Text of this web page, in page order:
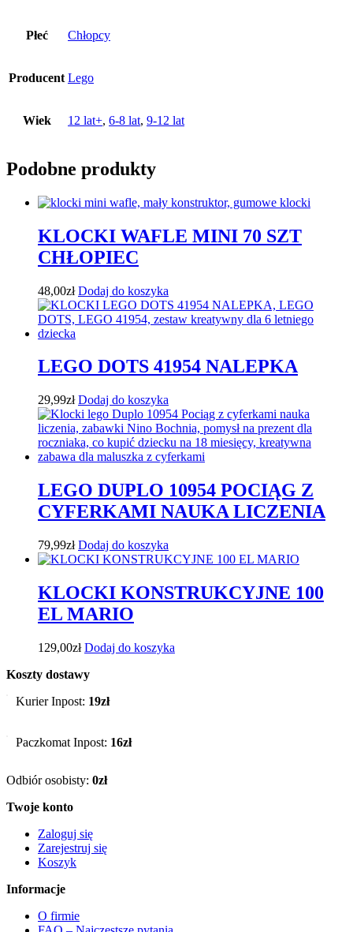
Płeć Chłopcy
Producent Lego
Wiek 12 lat+, 6-8 lat, 9-12 lat
Podobne produkty
KLOCKI WAFLE MINI 70 SZT
CHŁOPIEC
48,00zł Dodaj do koszyka
LEGO DOTS 41954 NALEPKA
29,99zł Dodaj do koszyka
LEGO DUPLO 10954 POCIĄG Z
CYFERKAMI NAUKA LICZENIA
79,99zł Dodaj do koszyka
KLOCKI KONSTRUKCYJNE 100
EL MARIO
129,00zł Dodaj do koszyka
Koszty dostawy
Kurier Inpost: 19zł
Paczkomat Inpost: 16zł
Odbiór osobisty: 0zł
Twoje konto
Zaloguj się
Zarejestruj się
Koszyk
Informacje
O firmie